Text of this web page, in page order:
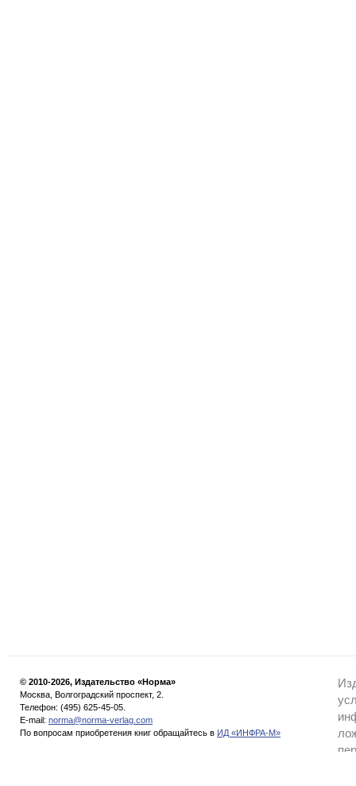
© 2010-2026, Издательство «Норма»
Москва, Волгоградский проспект, 2.
Телефон: (495) 625-45-05.
Е-mail: norma@norma-verlag.com
По вопросам приобретения книг обращайтесь в ИД «ИНФРА-М»